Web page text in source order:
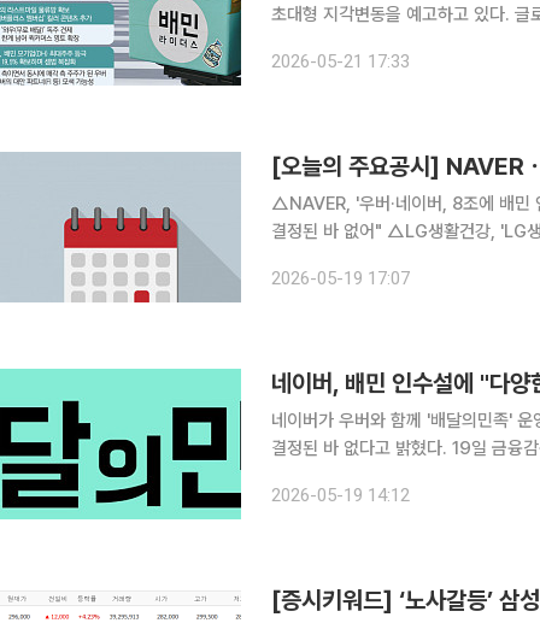
초대형 지각변동을 예고하고 있다. 글
이 ‘네이버·우버 동맹’과 ‘쿠팡’의 양
2026-05-21 17:33
[오늘의 주요공시] NAVER
△NAVER, '우버·네이버, 8조에 배민
결정된 바 없어" △LG생활건강, 'LG생건 사업 재편, 토리든 인수 검토' 보도에 재공시..."인수 진행
2026-05-19 17:07
네이버, 배민 인수설에 "다
네이버가 우버와 함께 '배달의민족'
결정된 바 없다고 밝혔다. 19일 금융감독원 전자공시시스템에 따르면 네이버는 우아한형제들 인수
공시했다. 앞서 투자은행(IB) 업
2026-05-19 14:12